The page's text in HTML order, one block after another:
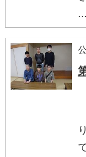
...